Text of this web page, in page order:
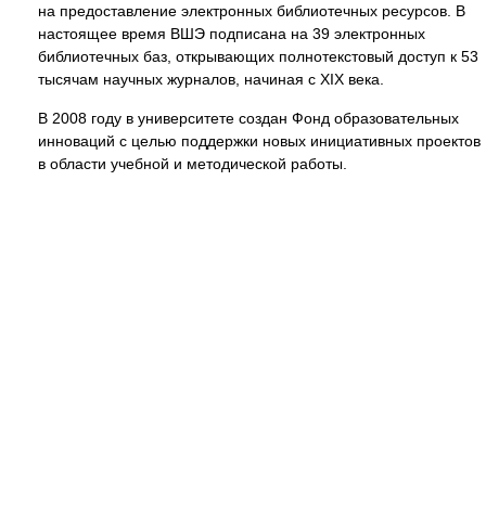
на предоставление электронных библиотечных ресурсов. В
настоящее время ВШЭ подписана на 39 электронных
библиотечных баз, открывающих полнотекстовый доступ к 53
тысячам научных журналов, начиная с XIX века.
В 2008 году в университете создан Фонд образовательных
инноваций с целью поддержки новых инициативных проектов
в области учебной и методической работы.